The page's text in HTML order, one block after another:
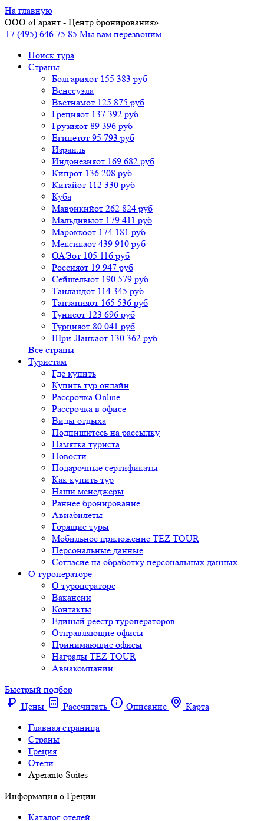
На главную
ООО «Гарант - Центр бронирования»
+7 (495) 646 75 85 Мы вам перезвоним
Поиск тура
Cтраны
Болгарияот 155 383 руб
Венесуэла
Вьетнамот 125 875 руб
Грецияот 137 392 руб
Грузияот 89 396 руб
Египетот 95 793 руб
Израиль
Индонезияот 169 682 руб
Кипрот 136 208 руб
Китайот 112 330 руб
Куба
Маврикийот 262 824 руб
Мальдивыот 179 411 руб
Мароккоот 174 181 руб
Мексикаот 439 910 руб
ОАЭот 105 116 руб
Россияот 19 947 руб
Сейшелыот 190 579 руб
Таиландот 114 345 руб
Танзанияот 165 536 руб
Тунисот 123 696 руб
Турцияот 80 041 руб
Шри-Ланкаот 130 362 руб
Все страны
Туристам
Где купить
Купить тур онлайн
Рассрочка Online
Рассрочка в офисе
Виды отдыха
Подпишитесь на рассылку
Памятка туриста
Новости
Подарочные сертификаты
Как купить тур
Наши менеджеры
Раннее бронирование
Авиабилеты
Горящие туры
Мобильное приложение TEZ TOUR
Персональные данные
Согласие на обработку персональных данных
О туроператоре
О туроператоре
Вакансии
Контакты
Единый реестр туроператоров
Отправляющие офисы
Принимающие офисы
Награды TEZ TOUR
Авиакомпании
Быстрый подбор
Цены
Рассчитать Описание
Карта
Главная страница
Cтраны
Греция
Отели
Aperanto Suites
Информация о Греции
Каталог отелей